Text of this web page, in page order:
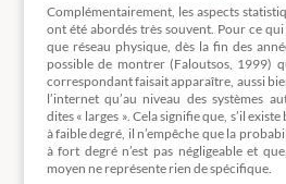
Complémentairement, les aspects
ont été abordés très souvent. Pour ce
que réseau physique, dès la fin des
possible de montrer (Faloutsos, 1999)
correspondant faisait apparaître, aussi
l’internet qu’au niveau des systèmes
dites « larges ». Cela signifie que, s’il
à faible degré, il n’empêche que la
à fort degré n’est pas négligeable et
moyen ne représente rien de spécifique.